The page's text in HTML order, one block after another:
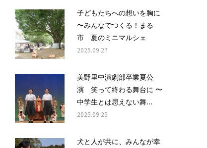
子どもたちへの想いを胸に
〜みんなでつくる！まる
市 夏のミニマルシェ
2025.09.27
美野里中演劇部卒業夏公
演 笑って終わる舞台に 〜
中学生とは思えない舞...
2025.09.25
犬と人が共に、みんなが幸